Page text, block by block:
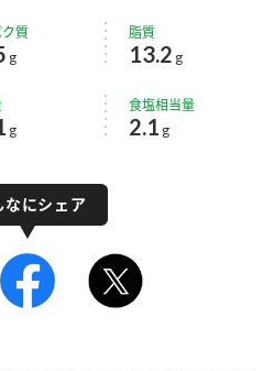
質
g
脂質
13.2 g
g
食塩相当量
2.1 g